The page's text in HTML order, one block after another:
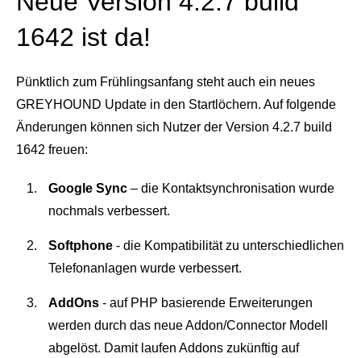
E‑Rechnungspflicht 2025
Live Demos & Webinare
Newsletter
Support Hub
Kontakt
Videochannel
Häufige Fragen
Downloads
Changelog
Status
1642 ist da!
Pünktlich zum Frühlingsanfang steht auch ein neues
GREYHOUND Update in den Startlöchern. Auf folgende
Änderungen können sich Nutzer der Version 4.2.7 build
1642 freuen:
Google Sync – die Kontaktsynchronisation wurde
nochmals verbessert.
Softphone - die Kompatibilität zu unterschiedlichen
Telefonanlagen wurde verbessert.
AddOns - auf PHP basierende Erweiterungen
werden durch das neue Addon/Connector Modell
abgelöst. Damit laufen Addons zukünftig auf